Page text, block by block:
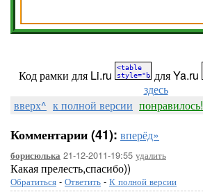
Код рамки для Li.ru для Ya.ru
здесь
вверх^ к полной версии понравилось!
Комментарии (41): вперёд»
борисюлька 21-12-2011-19:55 удалить
Какая прелесть,спасибо))
Обратиться - Ответить - К полной версии